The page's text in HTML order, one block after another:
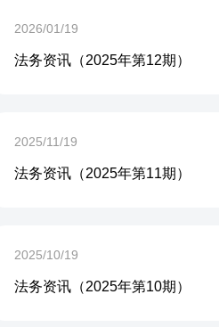
2026/01/19
法务资讯（2025年第12期）
2025/11/19
法务资讯（2025年第11期）
2025/10/19
法务资讯（2025年第10期）